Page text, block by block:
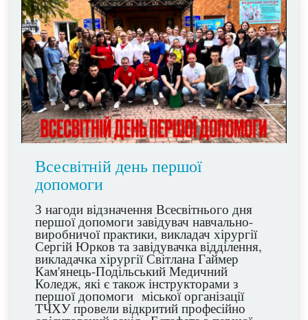
Всесвітній день першої
допомоги
З нагоди відзначення Всесвітнього дня
першої допомоги завідувач навчально-
виробничої практики, викладач хірургії
Сергій Юрков та завідувачка відділення,
викладачка хірургії Світлана Гаймер
Кам'янець-Подільський Медичний
Коледж, які є також інструкторами з
першої допомоги міської організації
ТЧХУ провели відкритий професійно